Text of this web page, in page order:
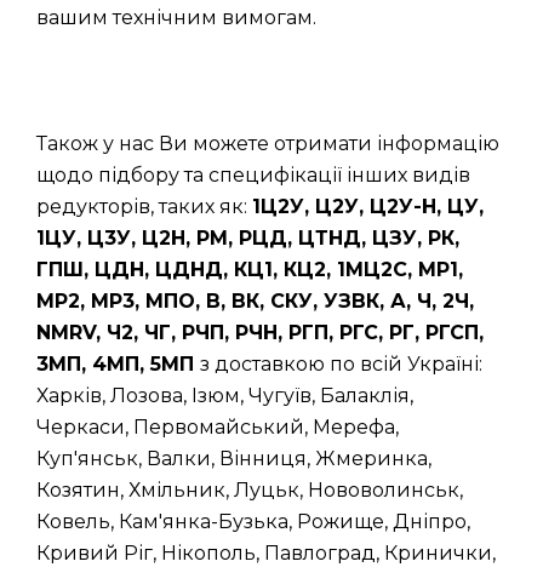
вашим технічним вимогам.
Також у нас Ви можете отримати інформацію
щодо підбору та специфікації інших видів
редукторів, таких як: 1Ц2У, Ц2У, Ц2У-Н, ЦУ,
1ЦУ, Ц3У, Ц2Н, РМ, РЦД, ЦТНД, ЦЗУ, РК,
ГПШ, ЦДН, ЦДНД, КЦ1, КЦ2, 1МЦ2С, МР1,
МР2, МР3, МПО, В, ВК, СКУ, УЗВК, А, Ч, 2Ч,
NMRV, Ч2, ЧГ, РЧП, РЧН, РГП, РГС, РГ, РГСП,
3МП, 4МП, 5МП з доставкою по всій Україні:
Харків, Лозова, Ізюм, Чугуїв, Балаклія,
Черкаси, Первомайський, Мерефа,
Куп'янськ, Валки, Вінниця, Жмеринка,
Козятин, Хмільник, Луцьк, Нововолинськ,
Ковель, Кам'янка-Бузька, Рожище, Дніпро,
Кривий Ріг, Нікополь, Павлоград, Кринички,